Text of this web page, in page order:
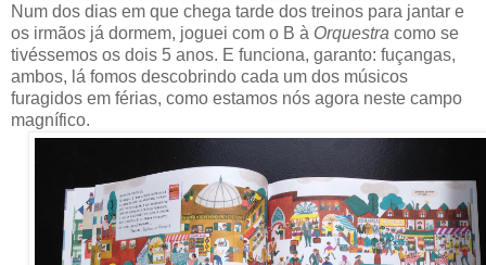
Num dos dias em que chega tarde dos treinos para jantar e
os irmãos já dormem, joguei com o B à Orquestra como se
tivéssemos os dois 5 anos. E funciona, garanto: fuçangas,
ambos, lá fomos descobrindo cada um dos músicos
furagidos em férias, como estamos nós agora neste campo
magnífico.